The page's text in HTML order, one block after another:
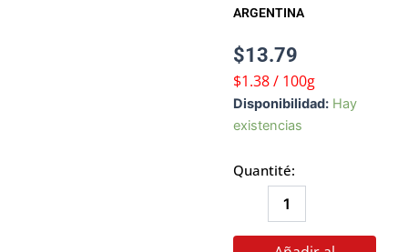
ARGENTINA
$13.79
$1.38 / 100g
Disponibilidad: Hay
existencias
Quantité:
YERBA
MATE